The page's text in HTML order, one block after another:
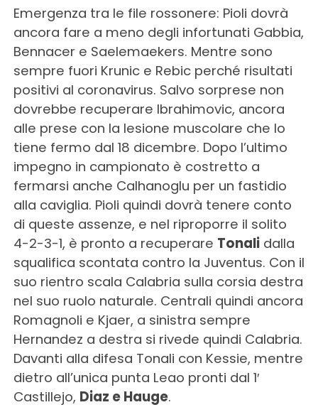
Emergenza tra le file rossonere: Pioli dovrà
ancora fare a meno degli infortunati Gabbia,
Bennacer e Saelemaekers. Mentre sono
sempre fuori Krunic e Rebic perché risultati
positivi al coronavirus. Salvo sorprese non
dovrebbe recuperare Ibrahimovic, ancora
alle prese con la lesione muscolare che lo
tiene fermo dal 18 dicembre. Dopo l’ultimo
impegno in campionato è costretto a
fermarsi anche Calhanoglu per un fastidio
alla caviglia. Pioli quindi dovrà tenere conto
di queste assenze, e nel riproporre il solito
4-2-3-1, è pronto a recuperare Tonalidalla
squalifica scontata contro la Juventus. Con il
suo rientro scala Calabria sulla corsia destra
nel suo ruolo naturale. Centrali quindi ancora
Romagnoli e Kjaer, a sinistra sempre
Hernandez a destra si rivede quindi Calabria.
Davanti alla difesa Tonali con Kessie, mentre
dietro all’unica punta Leao pronti dal 1′
Castillejo, Diaz e Hauge.